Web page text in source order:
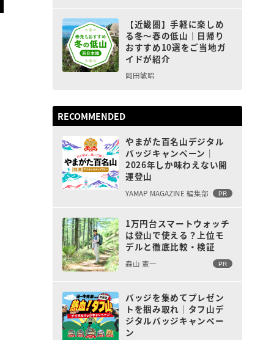
【近畿圏】手軽に楽しめ
る冬〜春の低山｜日帰り
おすすめ10選をご当地ガ
イドが紹介
岡田敏昭
RECOMMENDED
やまがた百名山デジタル
バッジキャンペーン｜
2026年しか味わえない開
運登山
YAMAP MAGAZINE 編集部 PR
1万円台スマートウォッチ
は登山で使える？上位モ
デルと徹底比較・検証
森山 憲一 PR
バッジを集めてプレゼン
トを掴み取れ｜タフ山デ
ジタルバッジキャンペー
ン